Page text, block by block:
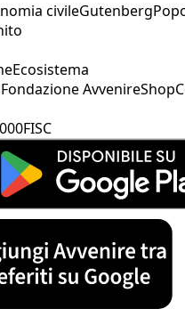
civileGutenberg
Ecosistema
Fondazione AvvenireShop
FISC